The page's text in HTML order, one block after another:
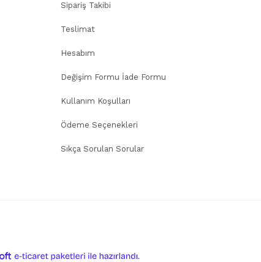
Sipariş Takibi
Teslimat
Hesabım
Değişim Formu İade Formu
Kullanım Koşulları
Ödeme Seçenekleri
Sıkça Sorulan Sorular
ideasoft e-